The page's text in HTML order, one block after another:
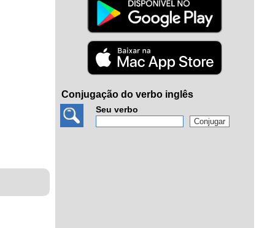
Conjugação do verbo inglês
Seu verbo